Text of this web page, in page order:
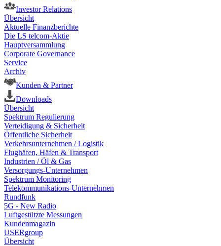
Investor Relations
Übersicht
Aktuelle Finanzberichte
Die LS telcom-Aktie
Hauptversammlung
Corporate Governance
Service
Archiv
Kunden & Partner
Downloads
Übersicht
Spektrum Regulierung
Verteidigung & Sicherheit
Öffentliche Sicherheit
Verkehrsunternehmen / Logistik
Flughäfen, Häfen & Transport
Industrien / Öl & Gas
Versorgungs-Unternehmen
Spektrum Monitoring
Telekommunikations-Unternehmen
Rundfunk
5G - New Radio
Luftgestützte Messungen
Kundenmagazin
USERgroup
Übersicht